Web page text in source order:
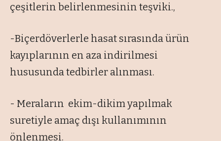
çeşitlerin belirlenmesinin teşviki.,
-Biçerdöverlerle hasat sırasında ürün
kayıplarının en aza indirilmesi
hususunda tedbirler alınması.
- Meraların ekim-dikim yapılmak
suretiyle amaç dışı kullanımının
önlenmesi.